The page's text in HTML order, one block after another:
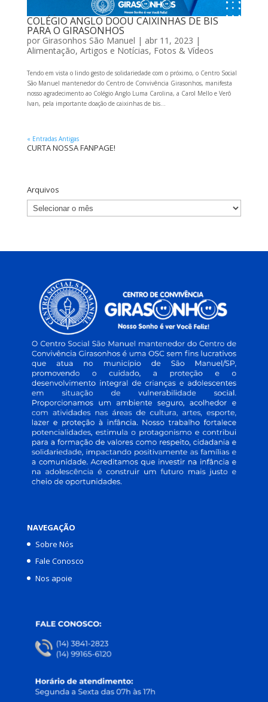
COLÉGIO ANGLO DOOU CAIXINHAS DE BIS
PARA O GIRASONHOS
por Girasonhos São Manuel | abr 11, 2023 |
Alimentação, Artigos e Notícias, Fotos & Vídeos
Tendo em vista o lindo gesto de solidariedade com o próximo, o Centro Social
São Manuel mantenedor do Centro de Convivência Girasonhos, manifesta
nosso agradecimento ao Colégio Anglo Luma Carolina, a Carol Mello e Verô
Ivan, pela importante doação de caixinhas de bis...
« Entradas Antigas
CURTA NOSSA FANPAGE!
Arquivos
Arquivos
NAVEGAÇÃO
Sobre Nós
Fale Conosco
Nos apoie